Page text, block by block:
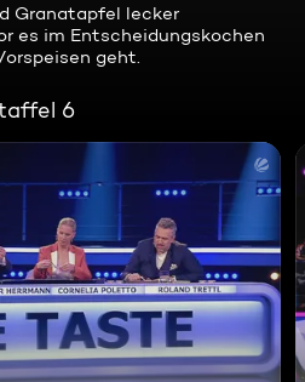
Granatapfel lecker
es im Entscheidungskochen
geht.
6